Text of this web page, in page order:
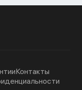
Контакты